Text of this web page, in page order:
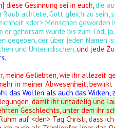
diese Gesinnung sei in euch, die
Raub achtete, Gott gleich zu sein,
<der> Menschen
er gehorsam wurde bis zum Tod,
gegeben, der über jeden Namen
und Unterirdischen,und jede
meine Geliebten, wie ihr allezeit
in meiner Abwesenheit,
das Wollen als auch das Wirken,
damit ihr untadelig und
Geschlechts, unter dem ihr
auf <den> Tag Christi, dass